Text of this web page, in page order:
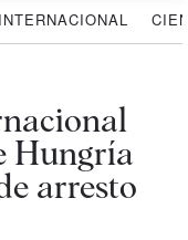
INTERNACIONAL
Hungría
arresto